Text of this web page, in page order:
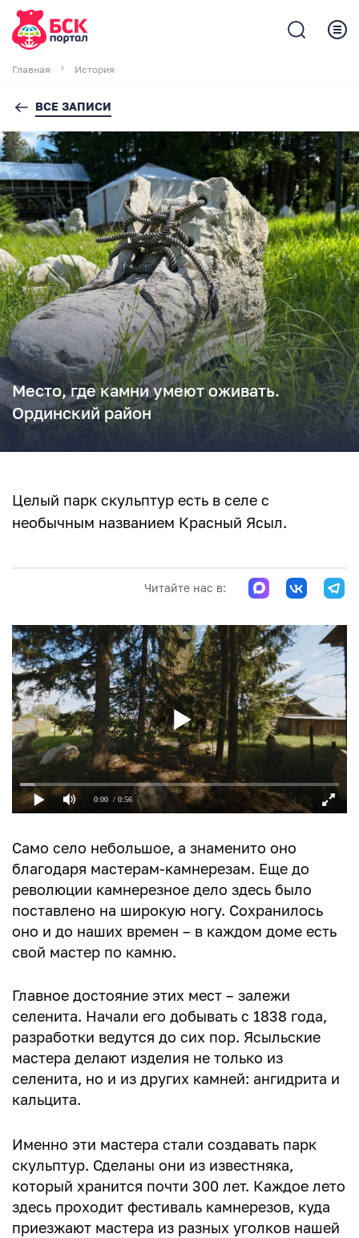
Главная История
ВСЕ ЗАПИСИ
Место, где камни умеют оживать.
Ординский район
Целый парк скульптур есть в селе с
необычным названием Красный Ясыл.
Читайте нас в:
0:00 / 0:56
Само село небольшое, а знаменито оно
благодаря мастерам-камнерезам. Еще до
революции камнерезное дело здесь было
поставлено на широкую ногу. Сохранилось
оно и до наших времен – в каждом доме есть
свой мастер по камню.
Главное достояние этих мест – залежи
селенита. Начали его добывать с 1838 года,
разработки ведутся до сих пор. Ясыльские
мастера делают изделия не только из
селенита, но и из других камней: ангидрита и
кальцита.
Именно эти мастера стали создавать парк
скульптур. Сделаны они из известняка,
который хранится почти 300 лет. Каждое лето
здесь проходит фестиваль камнерезов, куда
приезжают мастера из разных уголков нашей